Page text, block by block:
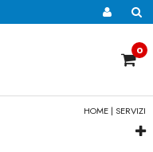
0
HOME |SERVIZI